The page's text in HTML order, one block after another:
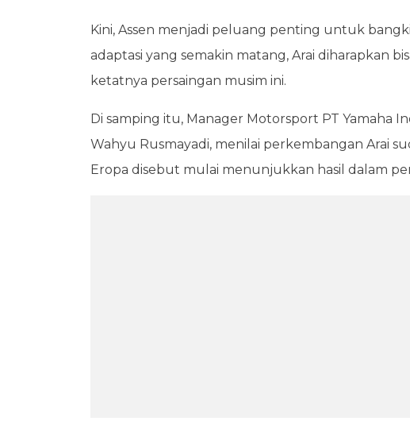
Kini, Assen menjadi peluang penting untuk
adaptasi yang semakin matang, Arai diharapkan
ketatnya persaingan musim ini.
Di samping itu, Manager Motorsport PT Yamaha
Wahyu Rusmayadi, menilai perkembangan Arai
Eropa disebut mulai menunjukkan hasil dalam